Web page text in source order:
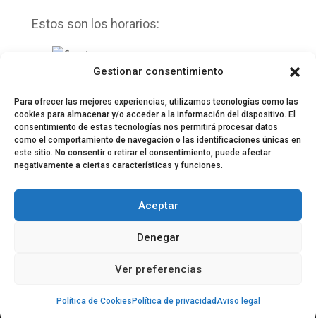
Gestionar consentimiento
Para ofrecer las mejores experiencias, utilizamos tecnologías como las
cookies para almacenar y/o acceder a la información del dispositivo. El
consentimiento de estas tecnologías nos permitirá procesar datos
como el comportamiento de navegación o las identificaciones únicas en
este sitio. No consentir o retirar el consentimiento, puede afectar
negativamente a ciertas características y funciones.
Aceptar
Denegar
Ver preferencias
Política de Cookies Política de privacidadAviso legal
Estos son los horarios:
Equipo EPDLT Contacto